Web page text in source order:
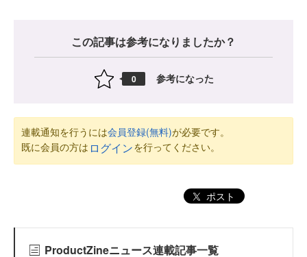
この記事は参考になりましたか？
0 参考になった
連載通知を行うには会員登録(無料)が必要です。
既に会員の方は ログインを行ってください。
ポスト
ProductZineニュース連載記事一覧